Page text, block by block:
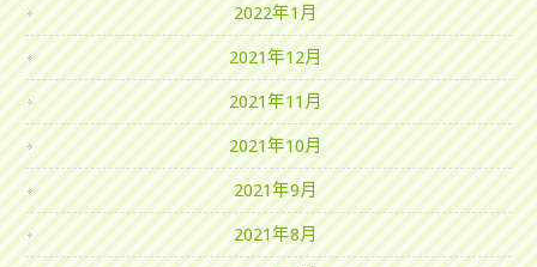
2022年1月
2021年12月
2021年11月
2021年10月
2021年9月
2021年8月